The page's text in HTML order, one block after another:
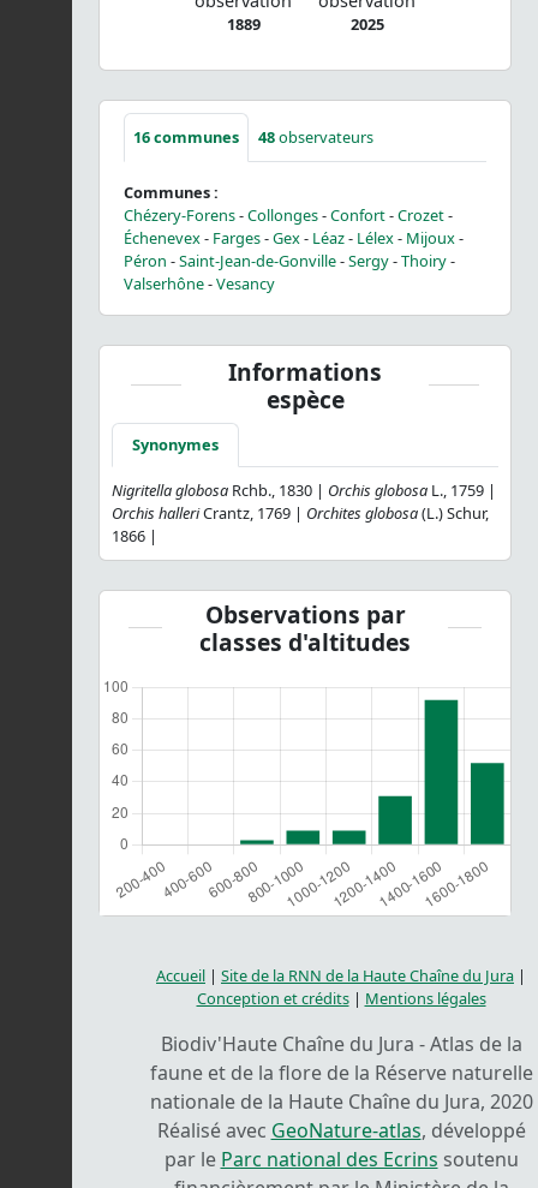
1889 2025
16communes 48observateurs
Communes :
Chézery-Forens-Collonges-Confort-Crozet-
Échenevex- Farges-Gex- Léaz- Lélex- Mijoux-
Péron -Saint-Jean-de-Gonville-Sergy-Thoiry-
Valserhône-Vesancy
Informations
espèce
Synonymes
Nigritella globosa Rchb., 1830 | Orchis globosa L., 1759 |
Orchis halleriCrantz, 1769 | Orchites globosa(L.) Schur,
1866 |
Observations par
classes d'altitudes
Accueil | Site de la RNN de la Haute Chaîne du Jura |
Conception et crédits| Mentions légales
Biodiv'Haute Chaîne du Jura - Atlas de la
faune et de la flore de la Réserve naturelle
nationale de la Haute Chaîne du Jura, 2020
Réalisé avec GeoNature-atlas, développé
par le Parc national des Ecrins soutenu